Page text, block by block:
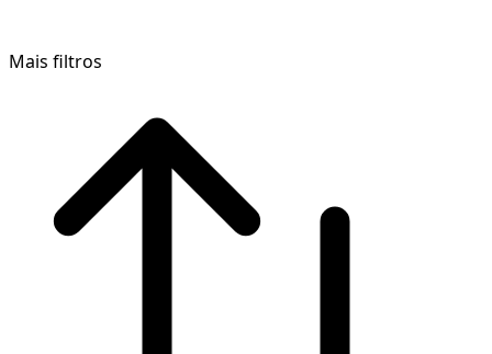
Mais filtros